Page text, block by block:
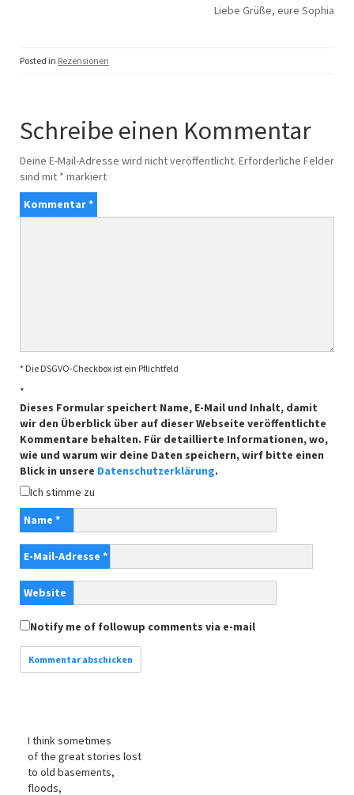
Liebe Grüße, eure Sophia
Posted in Rezensionen
Schreibe einen Kommentar
Deine E-Mail-Adresse wird nicht veröffentlicht. Erforderliche Felder
sind mit * markiert
Kommentar*
* Die DSGVO-Checkbox ist ein Pflichtfeld
*
Dieses Formular speichert Name, E-Mail und Inhalt, damit
wir den Überblick über auf dieser Webseite veröffentlichte
Kommentare behalten. Für detaillierte Informationen, wo,
wie und warum wir deine Daten speichern, wirf bitte einen
Blick in unsere Datenschutzerklärung.
Ich stimme zu
Name *
E-Mail-Adresse *
Website
Notify me of followup comments via e-mail
I think sometimes
of the great stories lost
to old basements,
floods,